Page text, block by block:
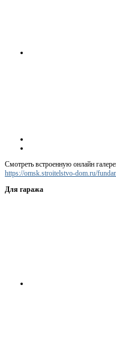
Смотреть встроенную онлайн
https://omsk.stroitelstvo-dom.ru/
Для гаража